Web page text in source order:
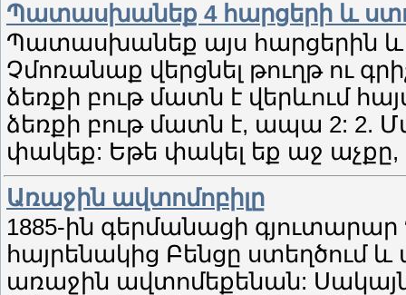
Պատասխանեք 4 հարցերի և
Պատասխանեք այս հարցերին և
Չմոռանաք վերցնել թուղթ ու
ձեռքի բութ մատն է վերևում
ձեռքի բութ մատն է, ապա 2: 2.
փակեք: Եթե փակել եք աջ
Առաջին ավտոմոբիլը
1885-ին գերմանացի գյուտարար
հայրենակից Բենցը ստեղծում
առաջին ավտոմեքենան: